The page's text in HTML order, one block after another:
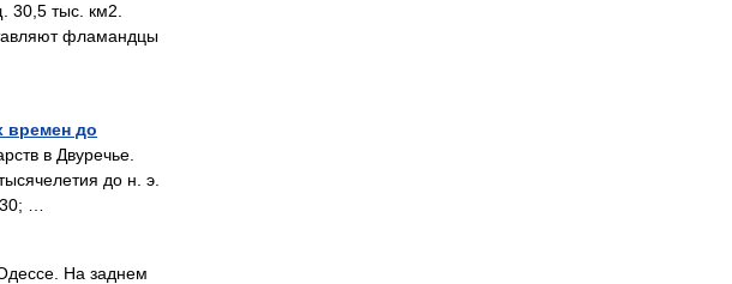
тыс. км2.
фламандцы
времен до
в Двуречье.
до н. э.
…
На заднем